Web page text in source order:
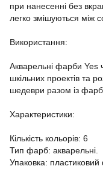
при нанесенні без
легко змішуються між
Використання:
Акварельні фарби Yes
шкільних проектів та
шедеври разом із
Характеристики:
Кількість кольорів: 6
Тип фарб: акварельні.
Упаковка: